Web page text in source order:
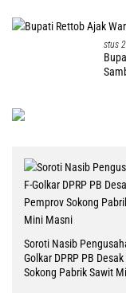
Stus
Soroti Nasib
Golkar DPRP PB
Sokong Pabrik Sawit